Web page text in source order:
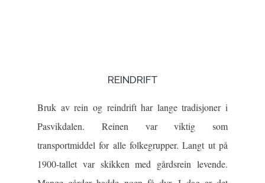
REINDRIFT
Bruk av rein og reindrift har lange tradisjoner i
Pasvikdalen. Reinen var viktig som
transportmiddel for alle folkegrupper. Langt ut på
1900-tallet var skikken med gårdsrein levende.